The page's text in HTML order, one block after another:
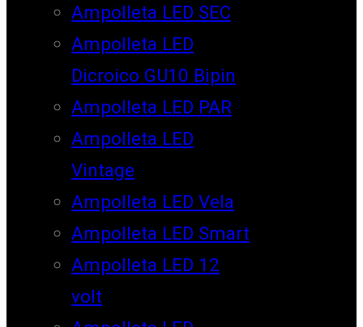
Ampolleta LED SEC
Ampolleta LED
Dicroico GU10 Bipin
Ampolleta LED PAR
Ampolleta LED
Vintage
Ampolleta LED Vela
Ampolleta LED Smart
Ampolleta LED 12
volt